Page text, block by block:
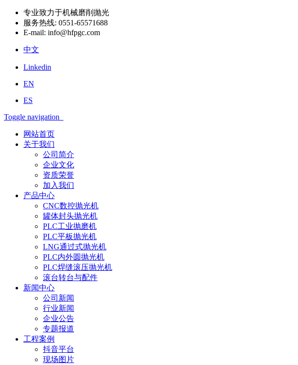
专业致力于机械磨削抛光
服务热线: 0551-65571688
E-mail: info@hfpgc.com
中文
Linkedin
EN
ES
Toggle navigation
网站首页
关于我们
公司简介
企业文化
资质荣誉
加入我们
产品中心
CNC数控抛光机
罐体封头抛光机
PLC工业抛磨机
PLC平板抛光机
LNG通过式抛光机
PLC内外圆抛光机
PLC焊缝滚压抛光机
滚台转台与配件
新闻中心
公司新闻
行业新闻
企业公告
专题报道
工程案例
抖音平台
现场图片